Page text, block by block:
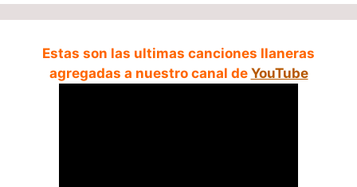
Estas son las ultimas canciones llaneras
agregadas a nuestro canal de YouTube